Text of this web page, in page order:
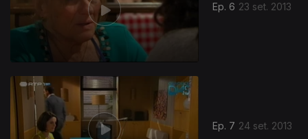
Ep. 6 23 set. 2013
Ep. 7 24 set. 2013